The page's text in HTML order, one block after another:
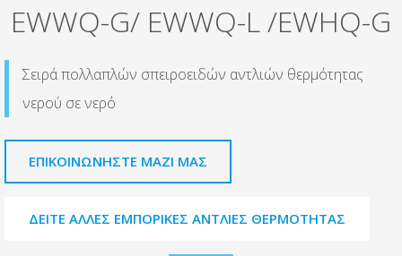
EWWQ-G/ EWWQ-L /EWHQ-G
Σειρά πολλαπλών σπειροειδών αντλιών θερμότητας
νερού σε νερό
ΕΠΙΚΟΙΝΩΝΉΣΤΕ ΜΑΖΊ ΜΑΣ
ΔΕΊΤΕ ΆΛΛΕΣ ΕΜΠΟΡΙΚΈΣ ΑΝΤΛΊΕΣ ΘΕΡΜΌΤΗΤΑΣ